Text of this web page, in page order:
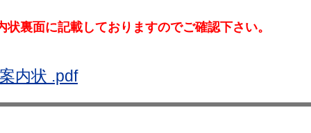
裏面に記載しておりますのでご確認下さい。
内状 .pdf